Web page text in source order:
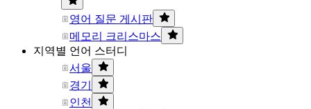
영어 질문 게시판
메모리 크리스마스
지역별 언어 스터디
서울
경기
인천